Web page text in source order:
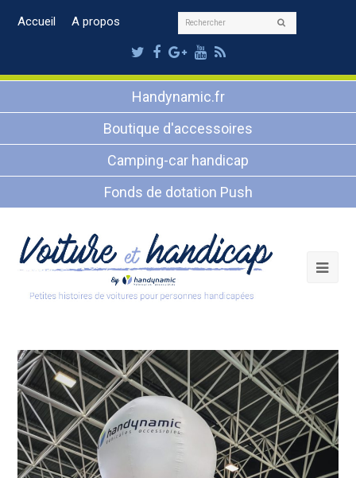
Accueil A propos Rechercher
Twitter
Facebook
Google
Plus
Youtube
RSS
Handynamic.fr
Boutique d'accessoires
Camping-car handicap
Fonds de dotation Push